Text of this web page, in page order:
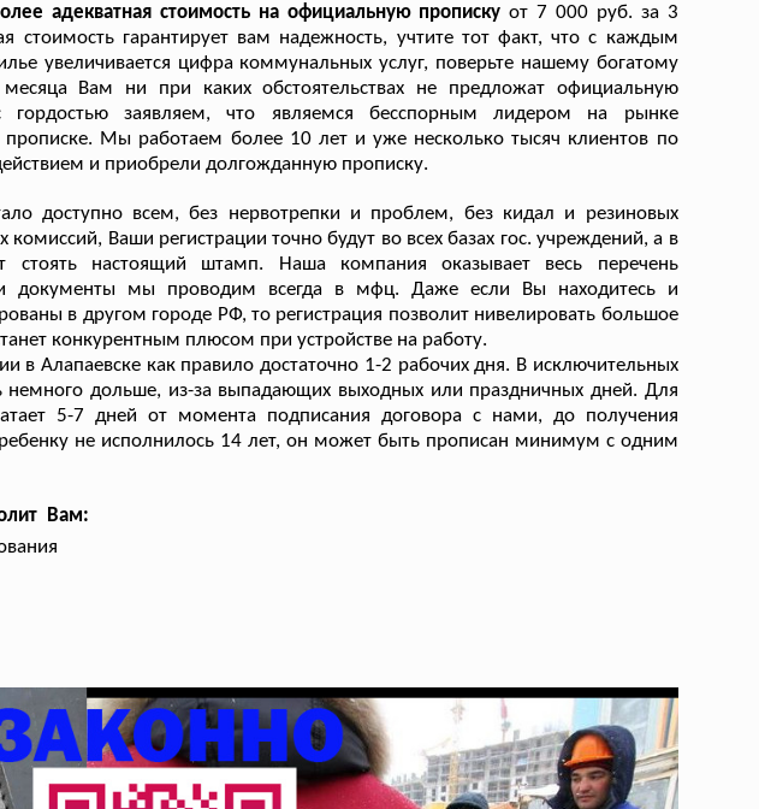
адекватная стоимость на официальную пропискуот 7 000 руб. за 3
стоимость гарантирует вам надежность, учтите тот факт, что с каждым
увеличивается цифра коммунальных услуг, поверьте нашему богатому
Вам ни при каких обстоятельствах не предложат официальную
заявляем, что являемся бесспорным лидером на рынке
прописке. Мы работаем более 10 лет и уже несколько тысяч клиентов по
и приобрели долгожданную прописку.
доступно всем, без нервотрепки и проблем, без кидал и резиновых
Ваши регистрации точно будут во всех базах гос. учреждений, а в
стоять настоящий штамп. Наша компания оказывает весь перечень
и документы мы проводим всегда в мфц. Даже если Вы находитесь и
в другом городе РФ, то регистрация позволит нивелировать большое
конкурентным плюсом при устройстве на работу.
в Алапаевске как правило достаточно 1-2 рабочих дня. В исключительных
немного дольше, из-за выпадающих выходных или праздничных дней. Для
5-7 дней от момента подписания договора с нами, до получения
не исполнилось 14 лет, он может быть прописан минимум с одним
Вам: